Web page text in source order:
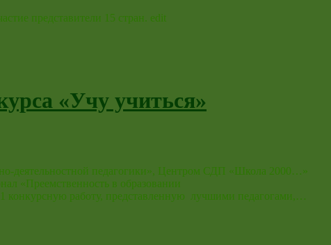
представители 15 стран. edit
«Учу учиться»
деятельностной педагогики», Центром СДП «Школа 2000…»
«Преемственность в образовании
конкурсную работу, представленную лучшими педагогами,…